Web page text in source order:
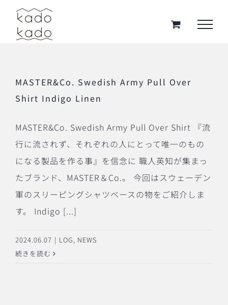
Skip
content
MASTER&Co. Swedish Army Pull Over
Shirt Indigo Linen
MASTER&Co. Swedish Army Pull Over Shirt 『流
行に流されず、それぞれの人にとって唯一のもの
になる製品を作る事』を信念に 職人英知が集まっ
たブランド、MASTER＆Co.。 今回はスウェーデン
軍のスリーピングシャツベースの物をご紹介しま
す。 Indigo [...]
2024.06.07 | LOG, NEWS
続きを読む